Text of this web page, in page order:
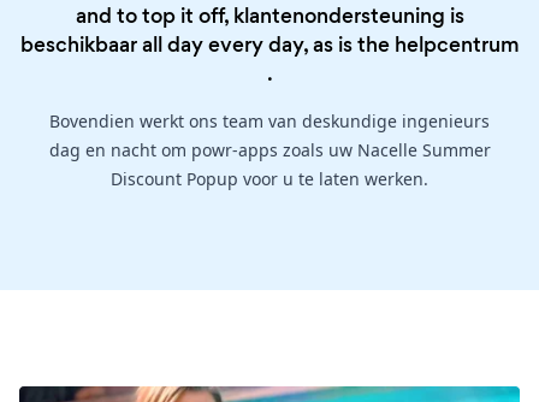
and to top it off, klantenondersteuning is
beschikbaar all day every day, as is the helpcentrum
.
Bovendien werkt ons team van deskundige ingenieurs
dag en nacht om powr-apps zoals uw Nacelle Summer
Discount Popup voor u te laten werken.